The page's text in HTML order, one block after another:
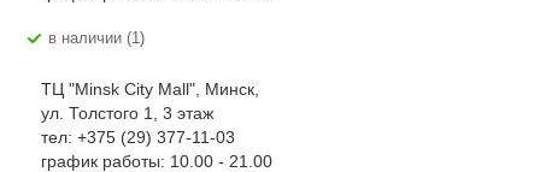
В наличии (1)
ТЦ "Minsk City Mall", Минск,
ул. Толстого 1, 3 этаж
тел: +375 (29) 377-11-03
график работы: 10.00 - 21.00